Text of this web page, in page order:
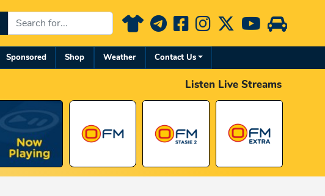
Sponsored Shop Weather Contact Us
Listen Live Streams